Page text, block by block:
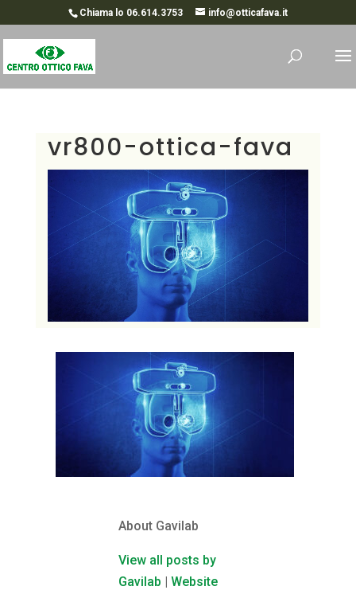
Chiama lo 06.614.3753 info@otticafava.it
vr800-ottica-fava
About Gavilab
View all posts by
Gavilab | Website